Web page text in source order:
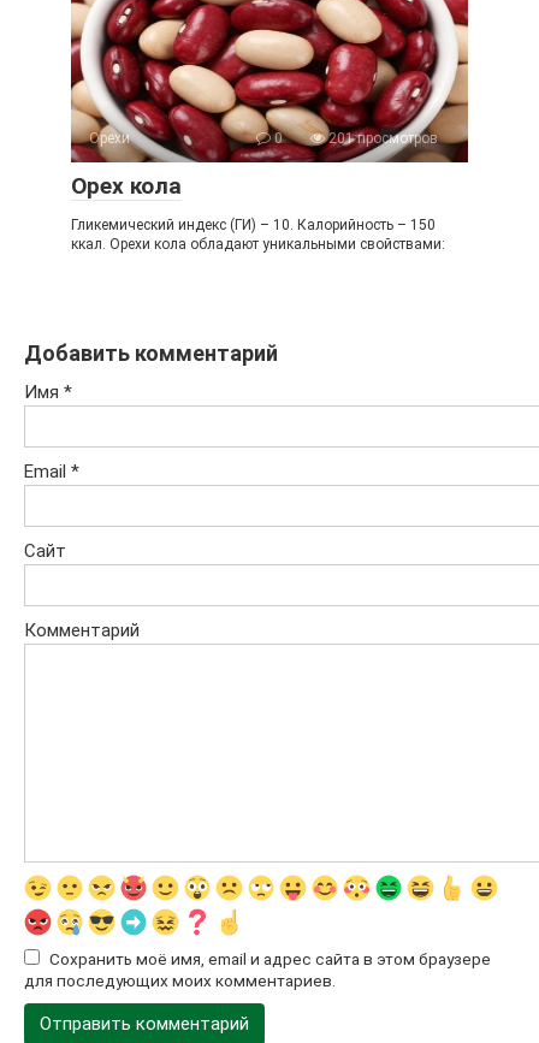
Орехи 0 201 просмотров
Орех кола
Гликемический индекс (ГИ) – 10. Калорийность – 150
ккал. Орехи кола обладают уникальными свойствами:
Добавить комментарий
Имя *
Email *
Сайт
Комментарий
Сохранить моё имя, email и адрес сайта в этом браузере
для последующих моих комментариев.